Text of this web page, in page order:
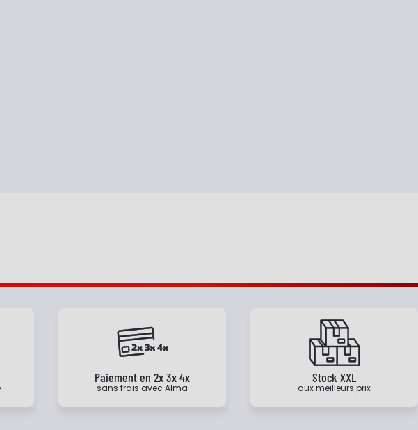
Paiement en 2x 3x 4x
sans frais avec Alma
Stock XXL
aux meilleurs prix